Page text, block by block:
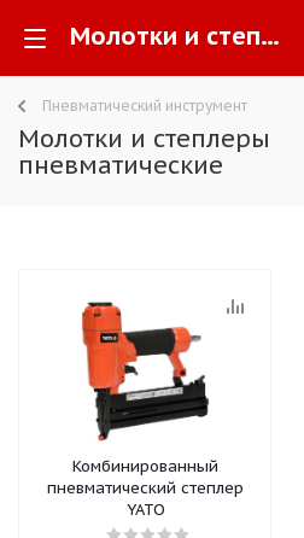
Молотки и степлеры пневматические -
Пневматический инструмент
Молотки и степлеры
пневматические
Комбинированный
пневматический степлер
YATO